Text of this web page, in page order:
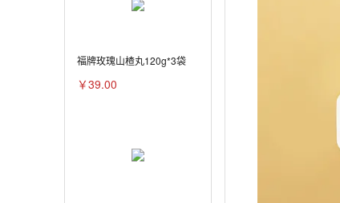
福牌玫瑰山楂丸120g*3袋
￥39.00